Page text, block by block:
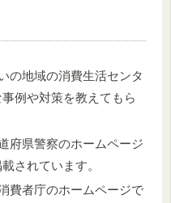
の地域の消費生活センタ
例や対策を教えてもら
府県警察のホームページ
されています。
費者庁のホームページで